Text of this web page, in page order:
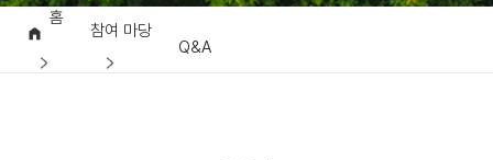
홈
참여 마당
Q&A